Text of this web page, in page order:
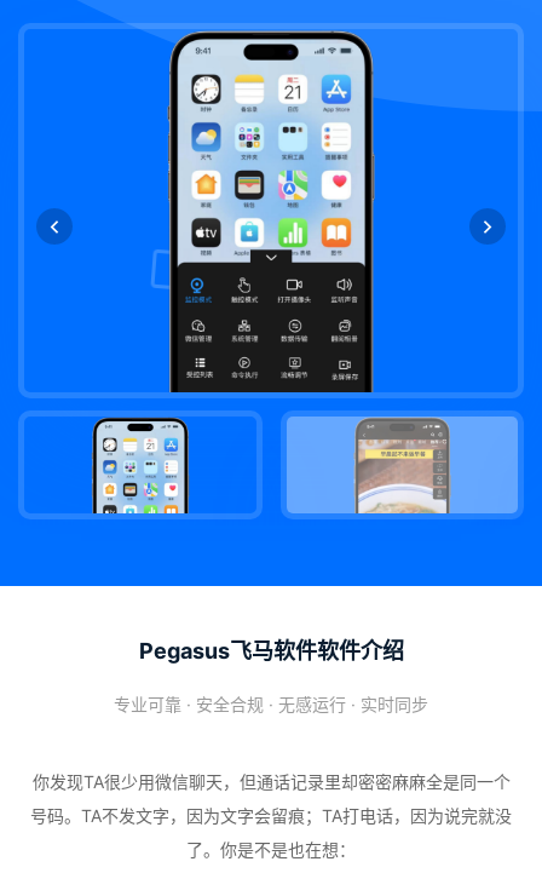
Pegasus飞马软件软件介绍
专业可靠 · 安全合规 · 无感运行 · 实时同步
你发现TA很少用微信聊天，但通话记录里却密密麻麻全是同一个
号码。TA不发文字，因为文字会留痕；TA打电话，因为说完就没
了。你是不是也在想：